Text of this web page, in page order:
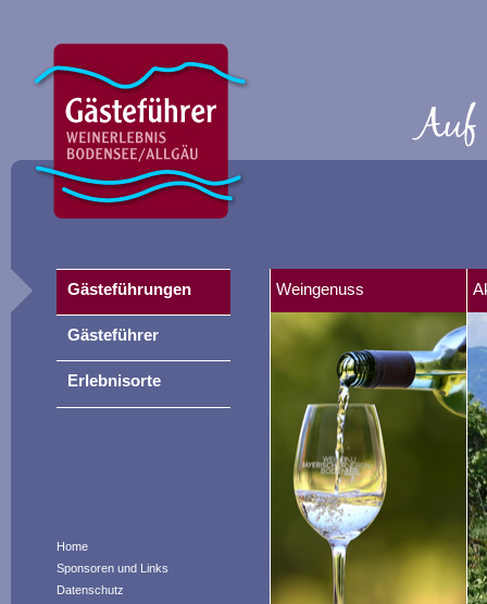
Home
Sponsoren und Links
Datenschutz
Weingenuss
Gästeführungen
Gästeführer
Erlebnisorte